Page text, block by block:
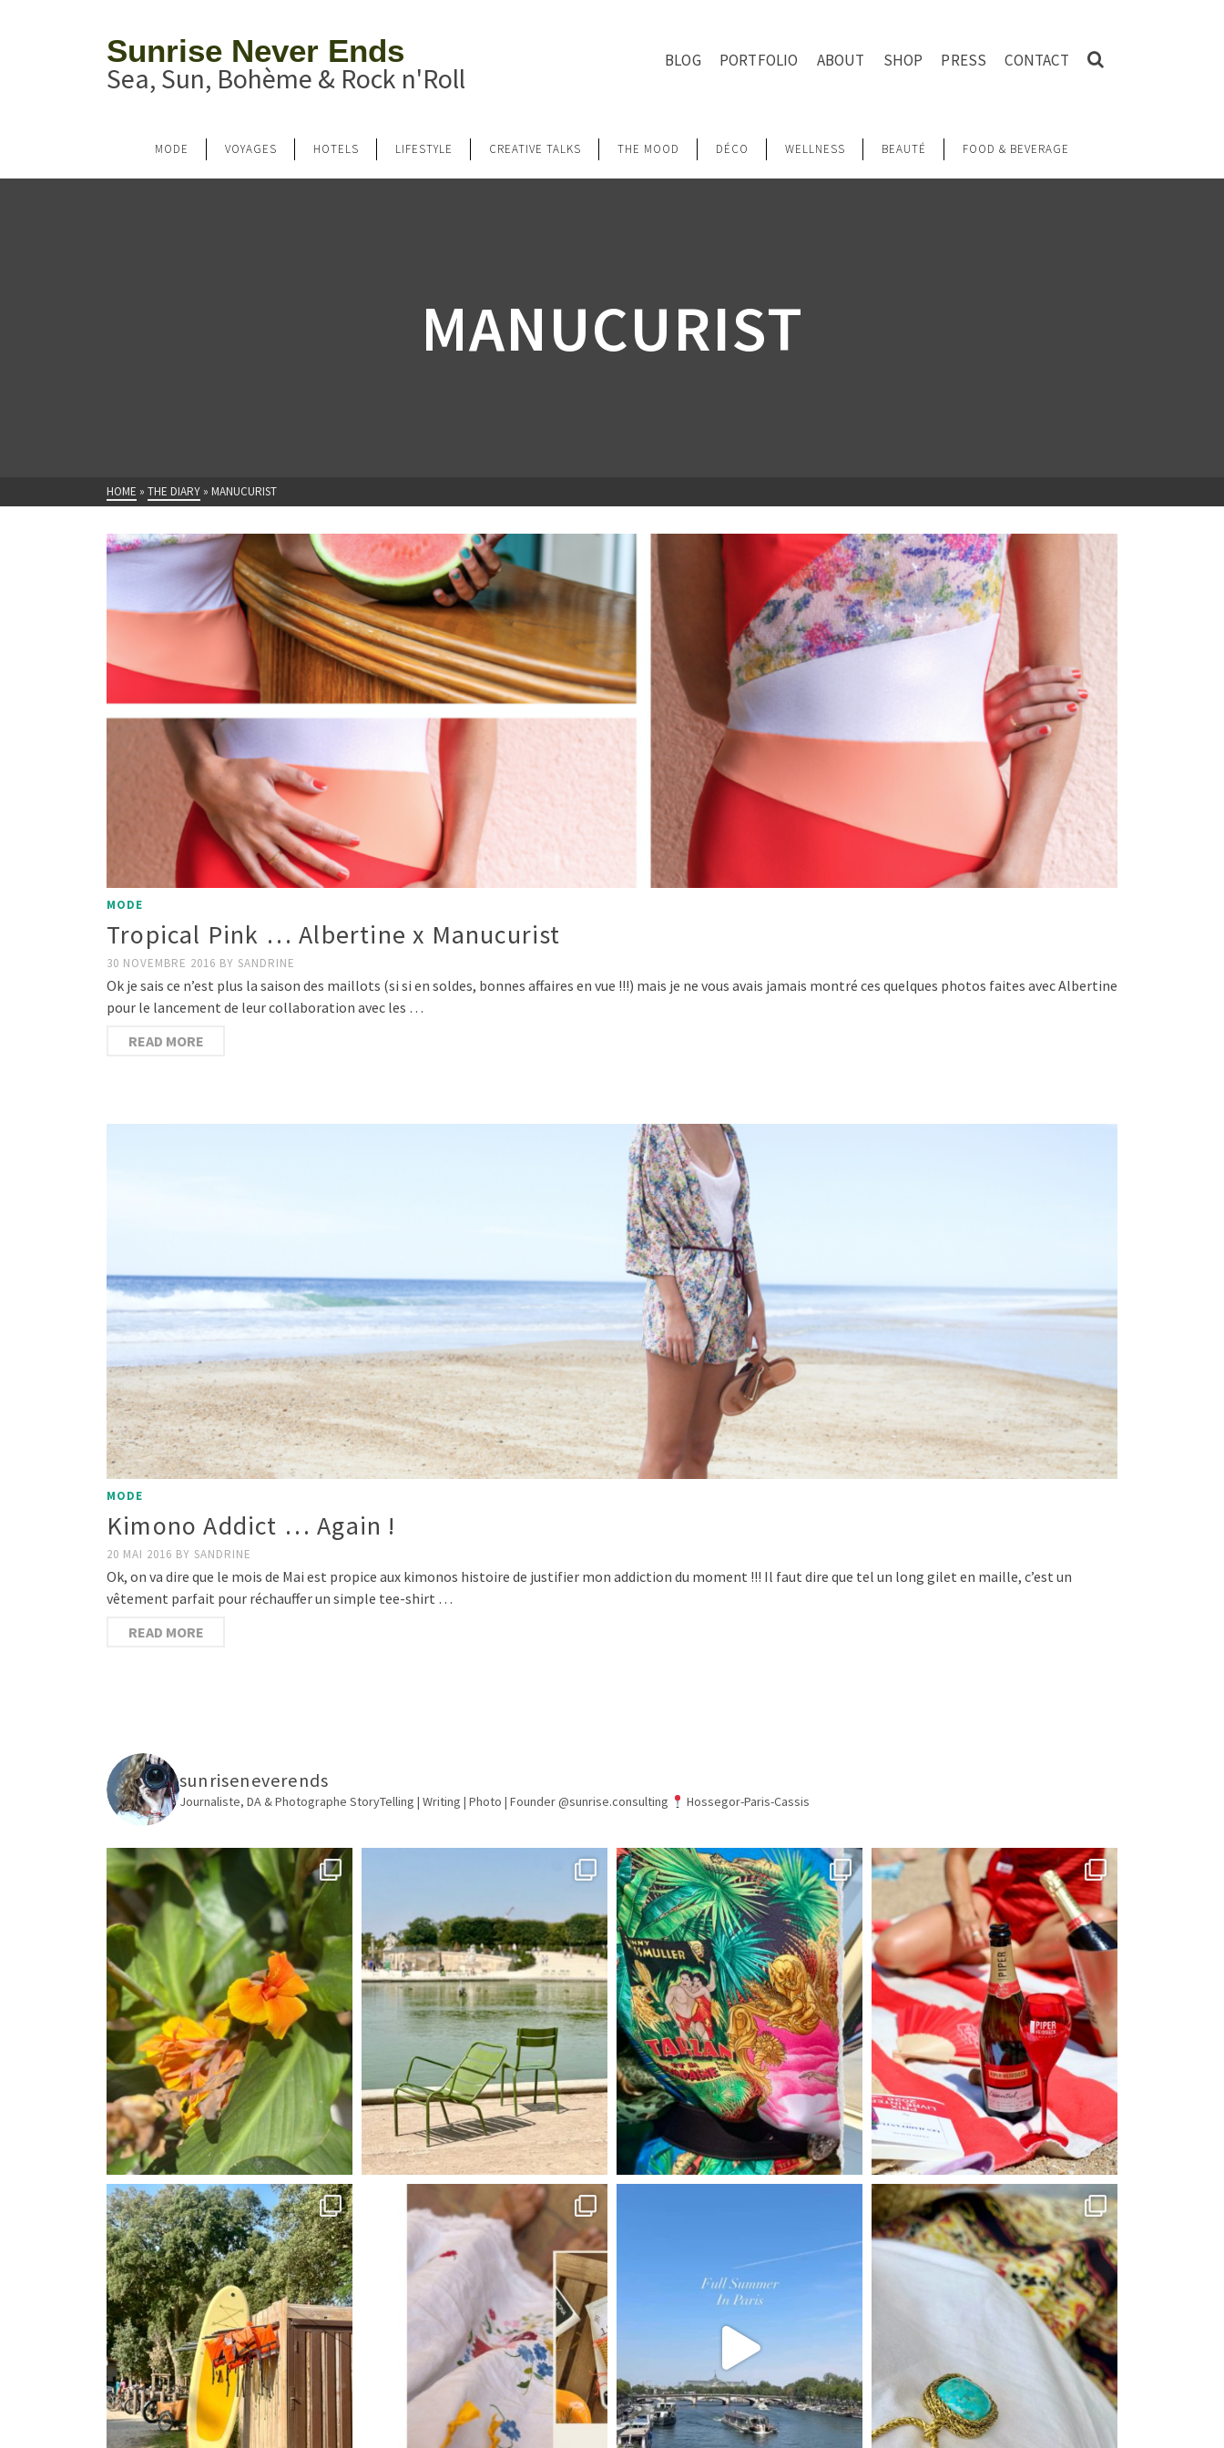
Sunrise Never Ends
Sea, Sun, Bohème & Rock n'Roll
BLOG PORTFOLIO ABOUT SHOP PRESS CONTACT
MODE VOYAGES HOTELS LIFESTYLE CREATIVE TALKS THE MOOD DÉCO WELLNESS BEAUTÉ FOOD & BEVERAGE
MANUCURIST
HOME » THE DIARY » MANUCURIST
MODE
Tropical Pink … Albertine x Manucurist
30 NOVEMBRE 2016 BY SANDRINE
Ok je sais ce n’est plus la saison des maillots (si si en soldes, bonnes affaires en vue !!!) mais je ne vous avais jamais montré ces quelques photos faites avec Albertine
pour le lancement de leur collaboration avec les …
READ MORE
MODE
Kimono Addict … Again !
20 MAI 2016 BY SANDRINE
Ok, on va dire que le mois de Mai est propice aux kimonos histoire de justifier mon addiction du moment !!! Il faut dire que tel un long gilet en maille, c’est un
vêtement parfait pour réchauffer un simple tee-shirt …
READ MORE
sunriseneverends
Journaliste, DA & Photographe StoryTelling | Writing | Photo | Founder @sunrise.consulting Hossegor-Paris-Cassis